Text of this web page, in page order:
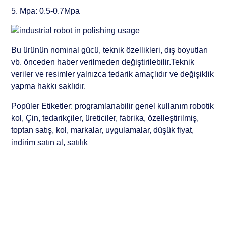
5. Mpa: 0.5-0.7Mpa
Bu ürünün nominal gücü, teknik özellikleri, dış boyutları
vb. önceden haber verilmeden değiştirilebilir.Teknik
veriler ve resimler yalnızca tedarik amaçlıdır ve değişiklik
yapma hakkı saklıdır.
Popüler Etiketler: programlanabilir genel kullanım robotik
kol, Çin, tedarikçiler, üreticiler, fabrika, özelleştirilmiş,
toptan satış, kol, markalar, uygulamalar, düşük fiyat,
indirim satın al, satılık